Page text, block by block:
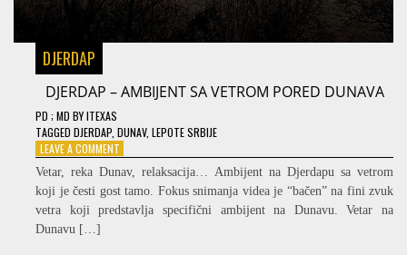
DJERDAP
DJERDAP – AMBIJENT SA VETROM PORED DUNAVA
PD ; MD BYITEXAS
TAGGED DJERDAP DUNAV, LEPOTE SRBIJE
LEAVE A COMMENT
DJERDAP
–
AMBIJENT
SA
Vetar, reka Dunav, relaksacija… Ambijent na Djerdapu sa vetrom
koji je česti gost tamo. Fokus snimanja videa je “bačen” na fini zvuk
vetra koji predstavlja specifični ambijent na Dunavu. Vetar na
Dunavu […]